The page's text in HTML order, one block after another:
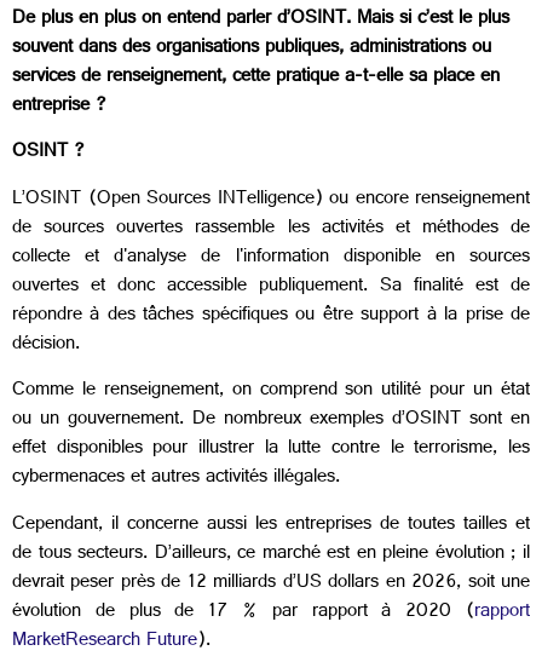
De plus en plus on entend parler d’OSINT. Mais si c’est le plus
souvent dans des organisations publiques, administrations ou
services de renseignement, cette pratique a-t-elle sa place en
entreprise ?
OSINT ?
L’OSINT (Open Sources INTelligence) ou encore renseignement
de sources ouvertes rassemble les activités et méthodes de
collecte et d'analyse de l'information disponible en sources
ouvertes et donc accessible publiquement. Sa finalité est de
répondre à des tâches spécifiques ou être support à la prise de
décision.
Comme le renseignement, on comprend son utilité pour un état
ou un gouvernement. De nombreux exemples d’OSINT sont en
effet disponibles pour illustrer la lutte contre le terrorisme, les
cybermenaces et autres activités illégales.
Cependant, il concerne aussi les entreprises de toutes tailles et
de tous secteurs. D’ailleurs, ce marché est en pleine évolution ; il
devrait peser près de 12 milliards d’US dollars en 2026, soit une
évolution de plus de 17 % par rapport à 2020 (rapport
MarketResearch Future).